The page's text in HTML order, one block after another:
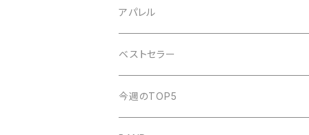
amanojac
SideChest
Atomic Skipper
THE NINTH APOLLO
ONE BY ONE RECORDS
明日、照らす
i GO
デモCD
アパレル
IF I FELL
Watashi
ベストセラー
今週のTOP5